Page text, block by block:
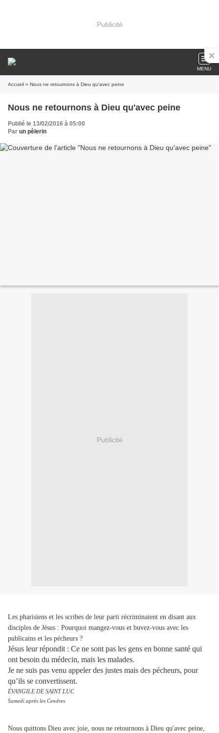
Publicité
MENU
Accueil » Nous ne retournons à Dieu qu'avec peine
Nous ne retournons à Dieu qu'avec peine
Publié le 13/02/2016 à 05:00
Par un pèlerin
Publicité
Les pharisiens et les scribes de leur parti récriminaient en disant aux
disciples de Jésus : Pourquoi mangez-vous et buvez-vous avec les
publicains et les pécheurs ?
Jésus leur répondit : Ce ne sont pas les gens en bonne santé qui
ont besoin du médecin, mais les malades.
Je ne suis pas venu appeler des justes mais des pécheurs, pour
qu’ils se convertissent.
ÉVANGILE DE SAINT LUC
Samedi après les Cendres
Nous quittons Dieu avec joie, nous ne retournons à Dieu qu'avec peine,